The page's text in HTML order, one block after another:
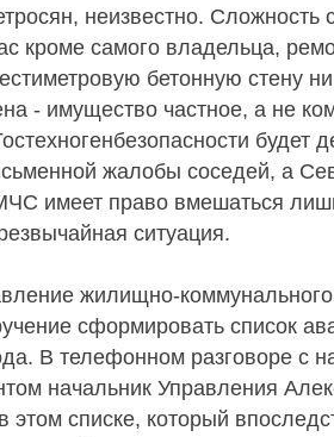
неизвестно. Сложность
кроме самого владельца,
бетонную стену
- имущество частное, а не
будет
жалобы соседей, а
имеет право вмешаться
ситуация.
жилищно-коммунального
сформировать список
В телефонном разговоре с
начальник Управления
этом списке, который